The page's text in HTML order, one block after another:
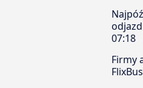
odjazd
07:18
Firmy
FlixBus